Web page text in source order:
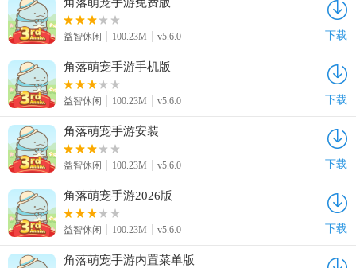
益智休闲 100.23M v5.6.0 下载
角落萌宠手游手机版
益智休闲 100.23M v5.6.0 下载
角落萌宠手游安装
益智休闲 100.23M v5.6.0 下载
角落萌宠手游2026版
益智休闲 100.23M v5.6.0 下载
角落萌宠手游内置菜单版